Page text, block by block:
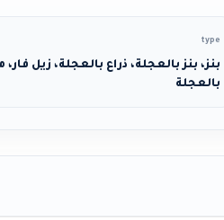
type
بنز، بنز بالعجلة، ذراع بالعجلة، زيل
بالعجلة